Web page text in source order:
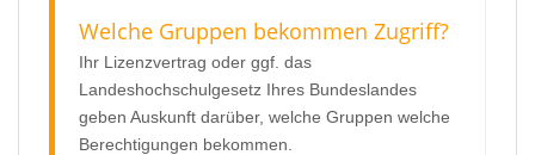
Welche Gruppen bekommen Zugriff?
Ihr Lizenzvertrag oder ggf. das
Landeshochschulgesetz Ihres Bundeslandes
geben Auskunft darüber, welche Gruppen welche
Berechtigungen bekommen.